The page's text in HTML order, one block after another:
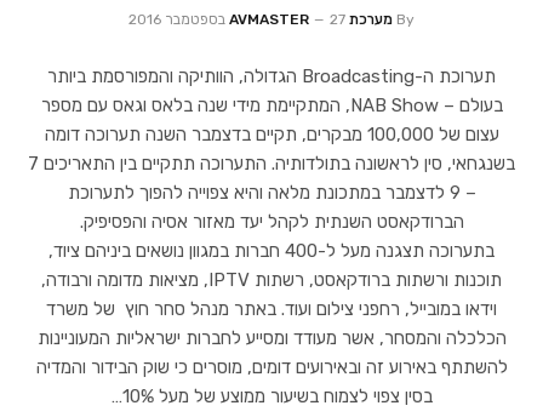
By מערכת AVMASTER 27 בספטמבר 2016
תערוכת ה-Broadcasting הגדולה, הוותיקה והמפורסמת ביותר
בעולם – NAB Show, המתקיימת מידי שנה בלאס וגאס עם מספר
עצום של 100,000 מבקרים, תקיים בדצמבר השנה תערוכה דומה
בשנגחאי, סין לראשונה בתולדותיה. התערוכה תתקיים בין התאריכים 7
– 9 לדצמבר במתכונת מלאה והיא צפוייה להפוך לתערוכת
הברודקאסט השנתית לקהל יעד מאזור אסיה והפסיפיק.
בתערוכה תצגנה מעל ל-400 חברות במגוון נושאים ביניהם ציוד,
תוכנות ורשתות ברודקאסט, רשתות IPTV, מציאות מדומה ורבודה,
וידאו במובייל, רחפני צילום ועוד. באתר מנהל סחר חוץ של משרד
הכלכלה והמסחר, אשר מעודד ומסייע לחברות ישראליות המעוניינות
להשתתף באירוע זה ובאירועים דומים, מוסרים כי שוק הבידור והמדיה
בסין צפוי לצמוח בשיעור ממוצע של מעל 10%…